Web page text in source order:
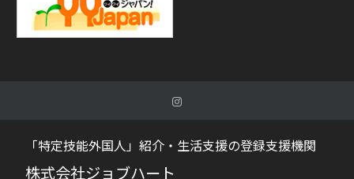
「特定技能外国人」紹介・生活支援の登録支援機関
株式会社ジョブハート